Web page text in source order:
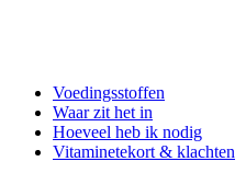
Voedingsstoffen
Waar zit het in
Hoeveel heb ik nodig
Vitaminetekort & klachten